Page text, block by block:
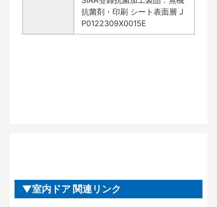
抗菌剤・印刷 シート表面層 J
P0122309X0015E
室内ドア 関連リンク